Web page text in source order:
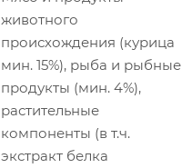
животного
происхождения (курица
мин. 15%), рыба и рыбные
продукты (мин. 4%),
растительные
компоненты (в т.ч.
экстракт белка